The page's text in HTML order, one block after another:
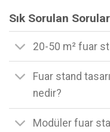
Sık Sorulan Sorular
20-50 m² fuar
Fuar stand
nedir?
Modüler fuar